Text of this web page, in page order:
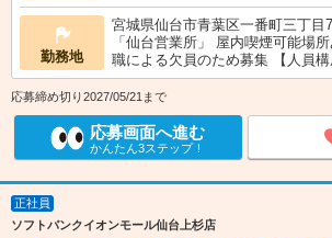
勤務地
宮城県仙台市青葉区一番町三丁
「仙台営業所」 屋内喫煙可能場
職による欠員のため募集 【人員
応募締め切り2027/05/21まで
応募画面へ進む
かんたん3ステップ！
正社員
ソフトバンクイオンモール仙台上杉店